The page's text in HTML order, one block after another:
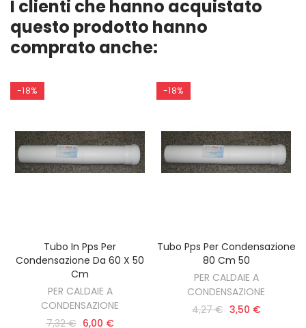
I clienti che hanno acquistato
questo prodotto hanno
comprato anche:
-18%
AGGIUNGI AL CARRELLO
Tubo In Pps Per
Condensazione Da 60 X 50
Cm
PER CALDAIE A
CONDENSAZIONE
7,32 € 6,00 €
-18%
AGGIUNGI AL CARRELLO
Tubo Pps Per Condensazione
80 Cm 50
PER CALDAIE A
CONDENSAZIONE
4,27 € 3,50 €